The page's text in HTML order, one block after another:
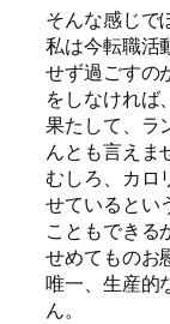
そんな感じで
私は今転職活
せず過ごすの
をしなければ
果たして、ラ
んとも言えま
むしろ、カロ
せているとい
こともできる
せめてものお
唯一、生産的
ん。